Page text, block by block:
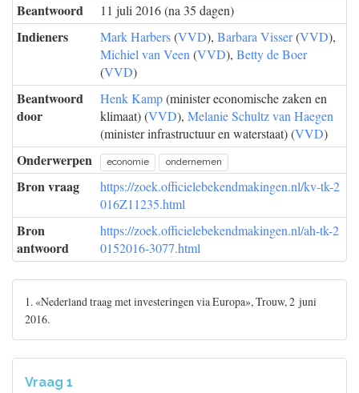
Beantwoord 11 juli 2016 (na 35 dagen)
Indieners Mark Harbers(VVD), Barbara Visser(VVD),
Michiel van Veen (VVD), Betty de Boer
(VVD)
Beantwoord
door
Henk Kamp(minister economische zaken en
klimaat) (VVD), Melanie Schultz van Haegen
(minister infrastructuur en waterstaat) (VVD)
Onderwerpen economie ondernemen
Bron vraag
https://zoek.officielebekendmakingen.nl/kv-tk-2
016Z11235.html
Bron
antwoord
https://zoek.officielebekendmakingen.nl/ah-tk-2
0152016-3077.html
1. «Nederland traag met investeringen via Europa», Trouw, 2 juni
2016.
Vraag 1